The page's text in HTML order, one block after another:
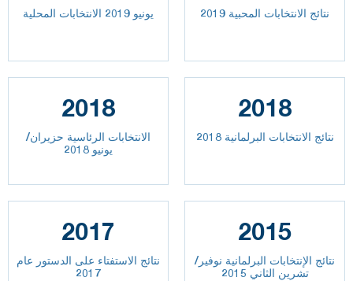
يونيو 2019 الانتخابات المحلية نتائج الانتخابات المحبية 2019
2018
الانتخابات الرئاسية حزيران/
يونيو 2018
2018
نتائج الانتخابات البرلمانية 2018
2017
نتائج الاستفتاء على الدستور عام
2017
2015
نتائج الإنتخابات البرلمانية نوفير/
تشرين الثاني 2015